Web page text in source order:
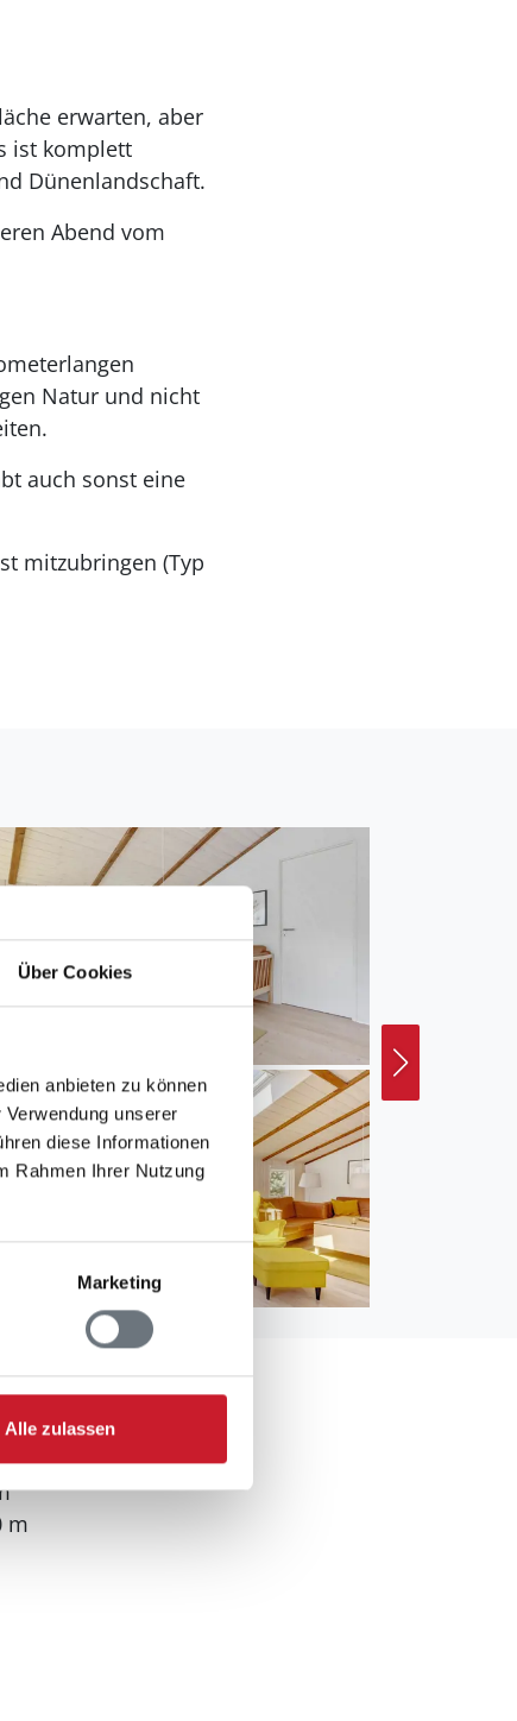
Über Cookies
anbieten zu können
unserer
diese Informationen
Rahmen Ihrer Nutzung
Marketing
Alle zulassen
erwarten, aber
ist komplett
Dünenlandschaft.
Abend vom
Natur und nicht
auch sonst eine
mitzubringen (Typ
m